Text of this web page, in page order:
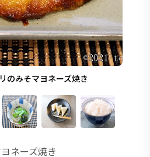
のみそマヨネーズ焼き
ネーズ焼き